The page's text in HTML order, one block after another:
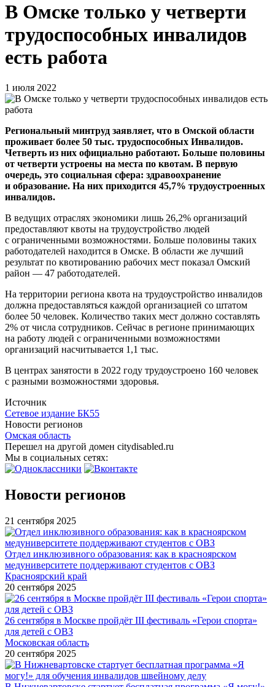
В Омске только у четверти
трудоспособных инвалидов
есть работа
1 июля 2022
Региональный минтруд заявляет, что в Омской области
проживает более 50 тыс. трудоспособных Инвалидов.
Четверть из них официально работают. Больше половины
от четверти устроены на места по квотам. В первую
очередь, это социальная сфера: здравоохранение
и образование. На них приходится 45,7% трудоустроенных
инвалидов.
В ведущих отраслях экономики лишь 26,2% организаций
предоставляют квоты на трудоустройство людей
с ограниченными возможностями. Больше половины таких
работодателей находится в Омске. В области же лучший
результат по квотированию рабочих мест показал Омский
район — 47 работодателей.
На территории региона квота на трудоустройство инвалидов
должна предоставляться каждой организацией со штатом
более 50 человек. Количество таких мест должно составлять
2% от числа сотрудников. Сейчас в регионе принимающих
на работу людей с ограниченными возможностями
организаций насчитывается 1,1 тыс.
В центрах занятости в 2022 году трудоустроено 160 человек
с разными возможностями здоровья.
Источник
Сетевое издание БК55
Новости регионов
Омская область
Перешел на другой домен citydisabled.ru
Мы в социальных сетях:
Новости регионов
21 сентября 2025
Отдел инклюзивного образования: как в красноярском
медуниверситете поддерживают студентов с ОВЗ
Красноярский край
20 сентября 2025
26 сентября в Москве пройдёт III фестиваль «Герои спорта»
для детей с ОВЗ
Московская область
20 сентября 2025